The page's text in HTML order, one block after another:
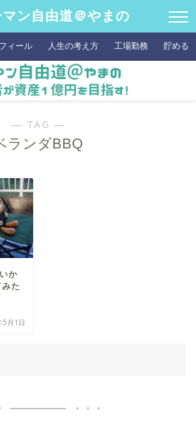
ン自由道＠やまの
ィール 人生の考え方 工場勤務 貯める
― TAG ―
ランダBBQ
か
た
月1日